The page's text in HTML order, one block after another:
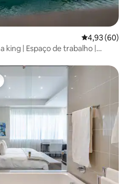
4,93 de uma
4,93 (60)
king | Espaço de trabalho |